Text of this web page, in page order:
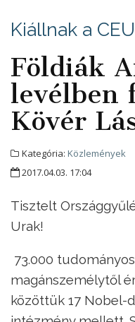
Kiállnak a
Földiák
levélben
Kövér
Kategória: Közlemények
2017.04.03. 17:04
Tisztelt
Urak!
73.000
magánszemélytől
közöttük 17 Nobel-